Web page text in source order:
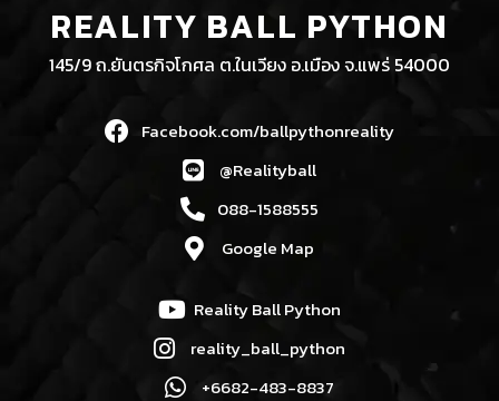
REALITY BALL PYTHON
145/9 ถ.ยันตรกิจโกศล ต.ในเวียง อ.เมือง จ.แพร่ 54000
Facebook.com/ballpythonreality
@Realityball
088-1588555
Google Map
Reality Ball Python
reality_ball_python
+6682-483-8837